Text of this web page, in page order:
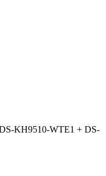
KH9510-WTE1 + DS-